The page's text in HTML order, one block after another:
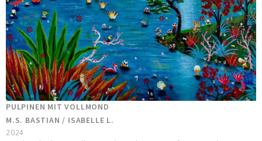
PULPINEN MIT VOLLMOND
M.S. BASTIAN / ISABELLE L.
2024